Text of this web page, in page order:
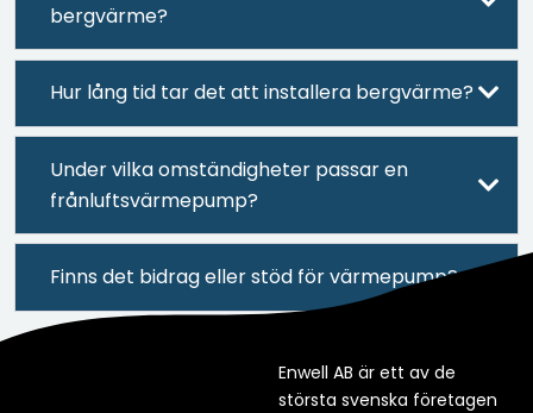
bergvärme?
Hur lång tid tar det att installera bergvärme?
Under vilka omständigheter passar en
frånluftsvärmepump?
Finns det bidrag eller stöd för värmepump?
Enwell AB är ett av de
största svenska företagen